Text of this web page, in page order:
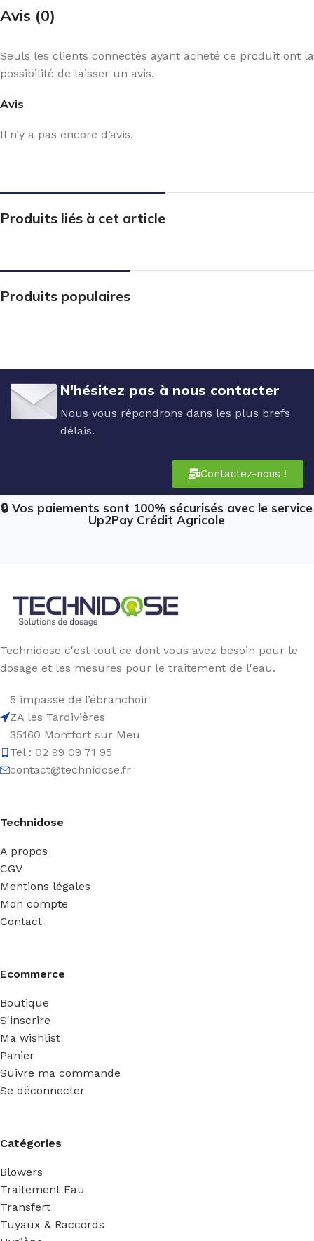
Avis (0)
Avis
Il n’y a pas encore d’avis.
Seuls les clients connectés ayant acheté ce produit ont la
possibilité de laisser un avis.
Produits liés à cet article
Produits populaires
N'hésitez pas à nous contacter
Nous vous répondrons dans les plus brefs
délais.
Contactez-nous !
🔒 Vos paiements sont 100% sécurisés avec le service
Up2Pay Crédit Agricole
Technidose c'est tout ce dont vous avez besoin pour le
dosage et les mesures pour le traitement de l'eau.
5 impasse de l’ébranchoir
ZA les Tardivières
35160 Montfort sur Meu
Tel : 02 99 09 71 95
contact@technidose.fr
Technidose
A propos
CGV
Mentions légales
Mon compte
Contact
Ecommerce
Boutique
S'inscrire
Ma wishlist
Panier
Suivre ma commande
Se déconnecter
Catégories
Blowers
Traitement Eau
Transfert
Tuyaux & Raccords